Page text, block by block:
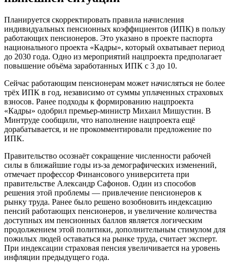
Планируется скорректировать правила начисления
индивидуальных пенсионных коэффициентов (ИПК) в пользу
работающих пенсионеров. Это указано в проекте паспорта
национального проекта «Кадры», который охватывает период
до 2030 года. Одно из мероприятий нацпроекта предполагает
повышение объёма заработанных ИПК с 3 до 10.
Сейчас работающим пенсионерам может начисляться не более
трёх ИПК в год, независимо от суммы уплаченных страховых
взносов. Ранее подходы к формированию нацпроекта
«Кадры» одобрил премьер-министр Михаил Мишустин. В
Минтруде сообщили, что наполнение нацпроекта ещё
дорабатывается, и не прокомментировали предложение по
ИПК.
Правительство осознаёт сокращение численности рабочей
силы в ближайшие годы из-за демографических изменений,
отмечает профессор Финансового университета при
правительстве Александр Сафонов. Один из способов
решения этой проблемы — привлечение пенсионеров к
рынку труда. Ранее было решено возобновить индексацию
пенсий работающих пенсионеров, и увеличение количества
доступных им пенсионных баллов является логическим
продолжением этой политики, дополнительным стимулом для
пожилых людей оставаться на рынке труда, считает эксперт.
При индексации страховая пенсия увеличивается на уровень
инфляции предыдущего года.